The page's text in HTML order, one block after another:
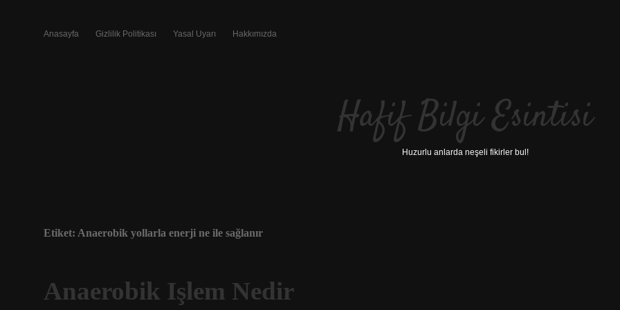
Anasayfa Gizlilik Politikası Yasal Uyarı Hakkımızda
Hafif Bilgi Esintisi
Huzurlu anlarda neşeli fikirler bul!
Etiket: Anaerobik yollarla enerji ne ile sağlanır
Anaerobik Işlem Nedir